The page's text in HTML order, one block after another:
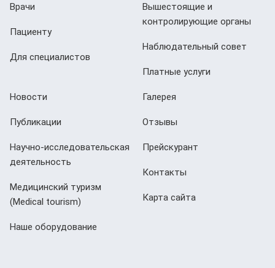
Врачи
Пациенту
Для специалистов
Вышестоящие и
контролирующие органы
Наблюдательный совет
Платные услуги
Новости
Публикации
Научно-исследовательская
деятельность
Медицинский туризм
(Мedical tourism)
Наше оборудование
Галерея
Отзывы
Прейскурант
Контакты
Карта сайта